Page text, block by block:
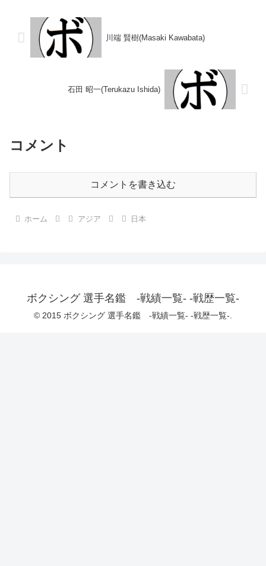
定 0-1(56...
川端 賢樹(Masaki Kawabata)
石田 昭一(Terukazu Ishida)
コメント
コメントを書き込む
ホーム アジア 日本
ボクシング 選手名鑑 -戦績一覧- -戦歴一覧-
© 2015 ボクシング 選手名鑑 -戦績一覧- -戦歴一覧-.